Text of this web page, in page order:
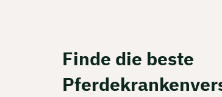
Finde die beste